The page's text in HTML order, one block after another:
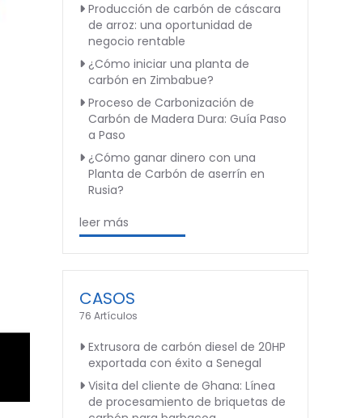
Producción de carbón de cáscara
de arroz: una oportunidad de
negocio rentable
¿Cómo iniciar una planta de
carbón en Zimbabue?
Proceso de Carbonización de
Carbón de Madera Dura: Guía Paso
a Paso
¿Cómo ganar dinero con una
Planta de Carbón de aserrín en
Rusia?
leer más
CASOS
76 Artículos
Extrusora de carbón diesel de 20HP
exportada con éxito a Senegal
Visita del cliente de Ghana: Línea
de procesamiento de briquetas de